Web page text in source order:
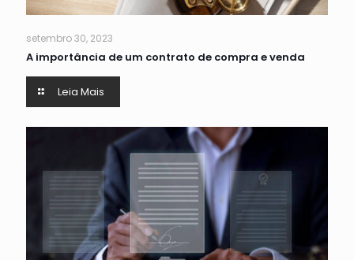
setembro 30, 2023
A importância de um contrato de compra e venda
Leia Mais